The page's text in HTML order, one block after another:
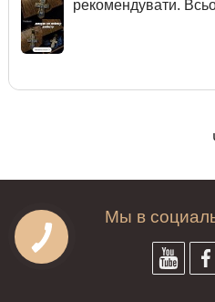
рекомендувати.
Мы в